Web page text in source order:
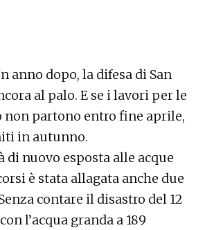
anno dopo, la difesa di San
al palo. E se i lavori per le
non partono entro fine aprile,
in autunno.
di nuovo esposta alle acque
è stata allagata anche due
contare il disastro del 12
l’acqua granda a 189